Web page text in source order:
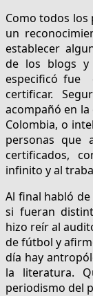
Como todos
un
establecer
de los blogs y
especificó fue
certificar.
acompañó en
Colombia, o
personas que
certificados,
infinito y al
Al final habló
si fueran
hizo reír al
de fútbol y
día hay
la literatura.
periodismo del